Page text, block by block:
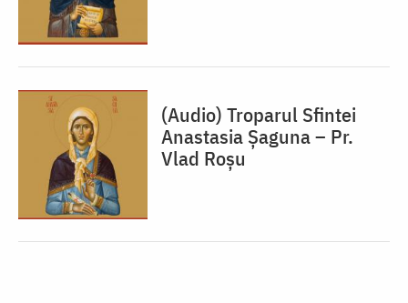
(Audio) Troparul Sfintei
Anastasia Șaguna – Pr.
Vlad Roșu